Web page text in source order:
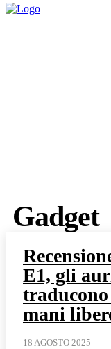
Gadget
E1, gli
mani
18 AGOSTO 2025